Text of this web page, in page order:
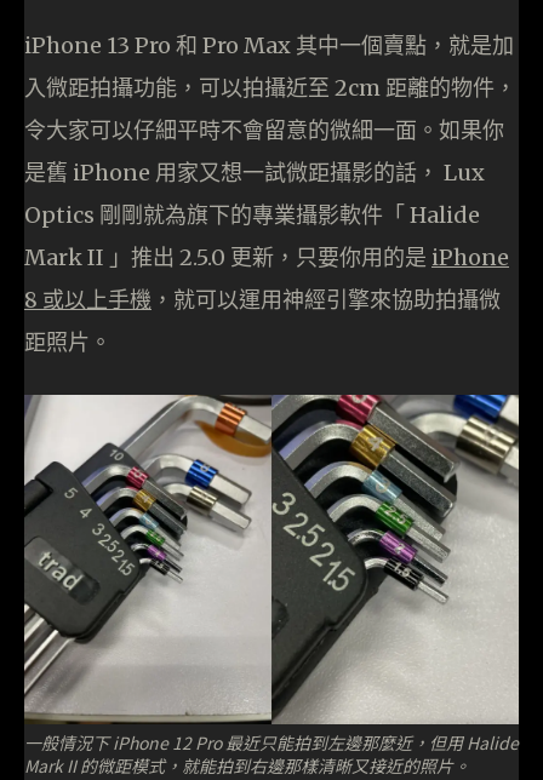
iPhone 13 Pro 和 Pro Max 其中一個賣點，就是加
入微距拍攝功能，可以拍攝近至 2cm 距離的物件，
令大家可以仔細平時不會留意的微細一面。如果你
是舊 iPhone 用家又想一試微距攝影的話， Lux
Optics 剛剛就為旗下的專業攝影軟件「 Halide
Mark II 」推出 2.5.0 更新，只要你用的是 iPhone
8 或以上手機 ，就可以運用神經引擎來協助拍攝微
距照片。
一般情況下 iPhone 12 Pro 最近只能拍到左邊那麼近，但用 Halide
Mark II 的微距模式，就能拍到右邊那樣清晰又接近的照片。